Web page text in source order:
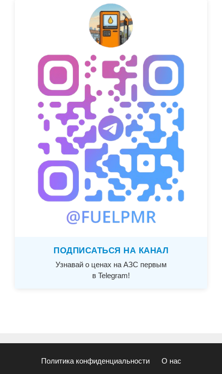
ПОДПИСАТЬСЯ НА КАНАЛ
Узнавай о ценах на АЗС первым
в Telegram!
Политика конфиденциальности О нас